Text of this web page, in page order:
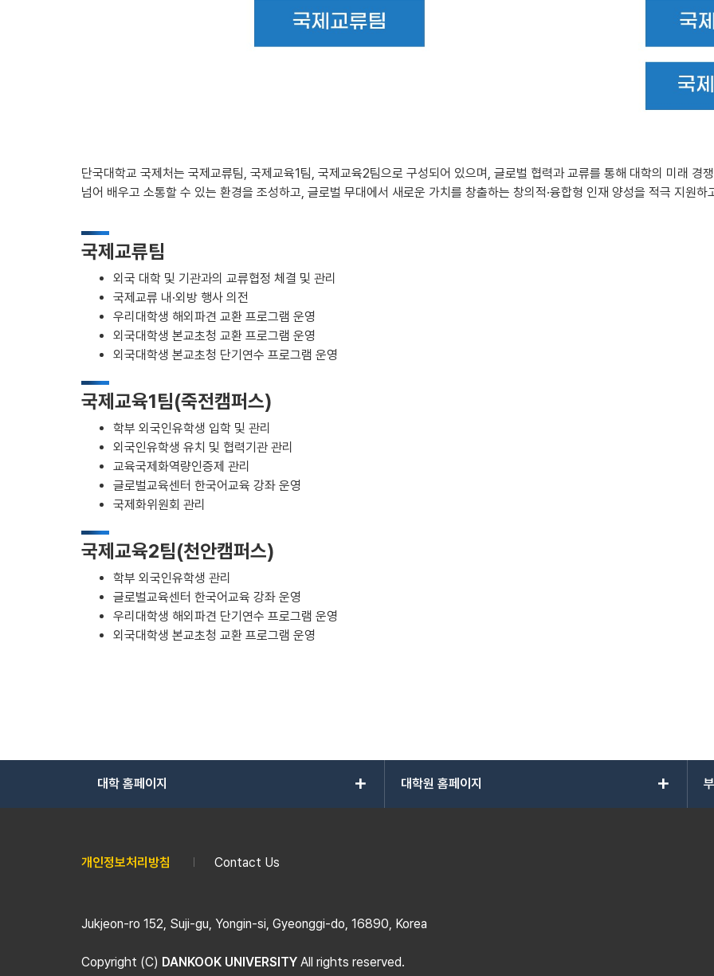
단국대학교 국제처는 국제교류팀, 국제교육1팀, 국제교육2팀으로 구성되어 있으며, 글로벌 협력과 교류를 통해 대학의 미래 경
넘어 배우고 소통할 수 있는 환경을 조성하고, 글로벌 무대에서 새로운 가치를 창출하는 창의적·융합형 인재 양성을 적극 지원하
국제교류팀
외국 대학 및 기관과의 교류협정 체결 및 관리
국제교류 내·외방 행사 의전
우리대학생 해외파견 교환 프로그램 운영
외국대학생 본교초청 교환 프로그램 운영
외국대학생 본교초청 단기연수 프로그램 운영
국제교육1팀(죽전캠퍼스)
학부 외국인유학생 입학 및 관리
외국인유학생 유치 및 협력기관 관리
교육국제화역량인증제 관리
글로벌교육센터 한국어교육 강좌 운영
국제화위원회 관리
국제교육2팀(천안캠퍼스)
학부 외국인유학생 관리
글로벌교육센터 한국어교육 강좌 운영
우리대학생 해외파견 단기연수 프로그램 운영
외국대학생 본교초청 교환 프로그램 운영
대학 홈페이지 add 대학원 홈페이지 add
개인정보처리방침 Contact Us
Jukjeon-ro 152, Suji-gu, Yongin-si, Gyeonggi-do, 16890, Korea
Copyright (C) DANKOOK UNIVERSITY All rights reserved.